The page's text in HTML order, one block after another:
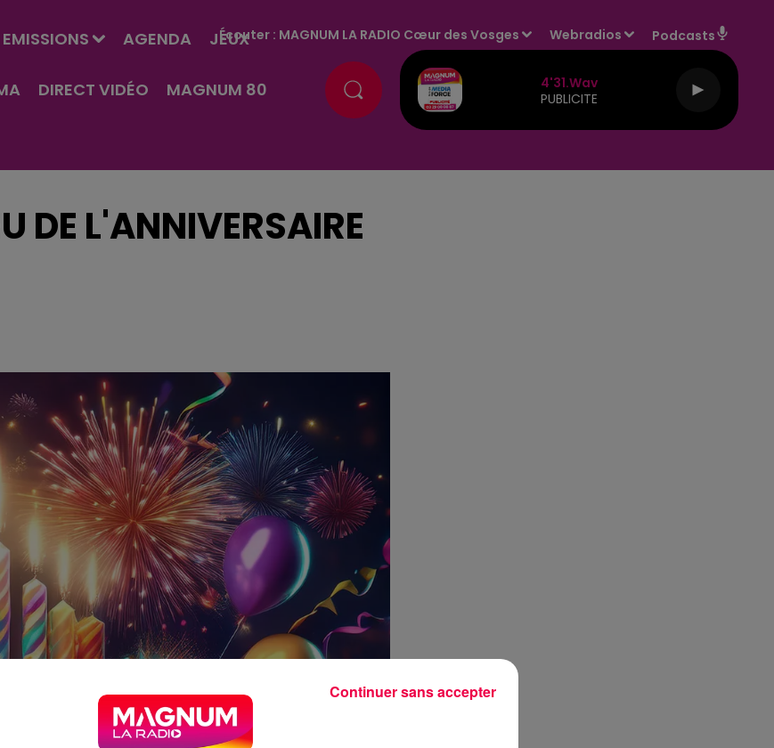
EMISSIONS AGENDA JEUX
DIRECT VIDÉO MAGNUM 80
Écouter : MAGNUM LA RADIO Cœur des Vosges Webradios Podcasts
4'31.wav
PUBLICITE
DE L'ANNIVERSAIRE
Continuer sans accepter